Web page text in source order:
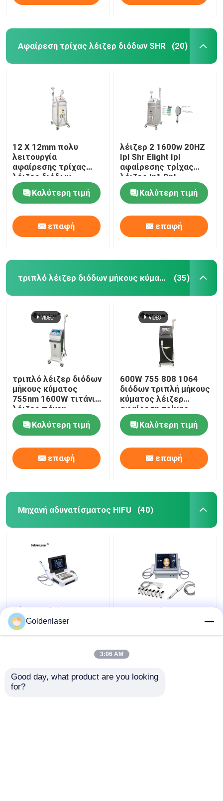
Αφαίρεση τρίχας λέιζερ διόδων SHR (20)
12 X 12mm πολυ
λειτουργία
αφαίρεσης τρίχας
λέιζερ διόδων
Photofacial SHR
επιλέγει μόνιμη
μηχανή
Καλύτερη τιμή
επαφή
λέιζερ 2 1600w 20HZ
Ipl Shr Elight Ipl
αφαίρεσης τρίχας
λέιζερ In1 Dpl
εξοπλισμός ομορφιάς
Καλύτερη τιμή
επαφή
τριπλό λέιζερ διόδων μήκους κύματος (35)
τριπλό λέιζερ διόδων
μήκους κύματος
755nm 1600W τιτάνιο
λέιζερ πάγου
σοπράνο 808 NM
Καλύτερη τιμή
επαφή
600W 755 808 1064
διόδων τριπλή μήκους
κύματος λέιζερ
αφαίρεση τρίχας
Epilation του
προσώπου μόνιμη
Καλύτερη τιμή
επαφή
Μηχανή αδυνατίσματος HIFU (40)
2$α τρισδιάστατη 7D
HIFU αδυνατίσματος
μηχανών μηχανή
2 σε 1 πρόσωπο
200W
Goldenlaser
3:06 AM
Good day, what product are you looking
for?